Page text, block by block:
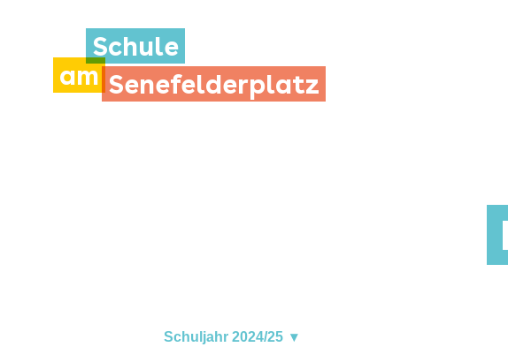
Schule
am Senefelderplatz
Schuljahr 2024/25 ▾